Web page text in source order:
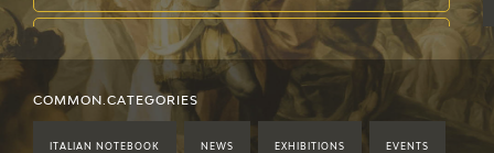
2022
2021
COMMON.CATEGORIES
ITALIAN NOTEBOOK NEWS EXHIBITIONS EVENTS